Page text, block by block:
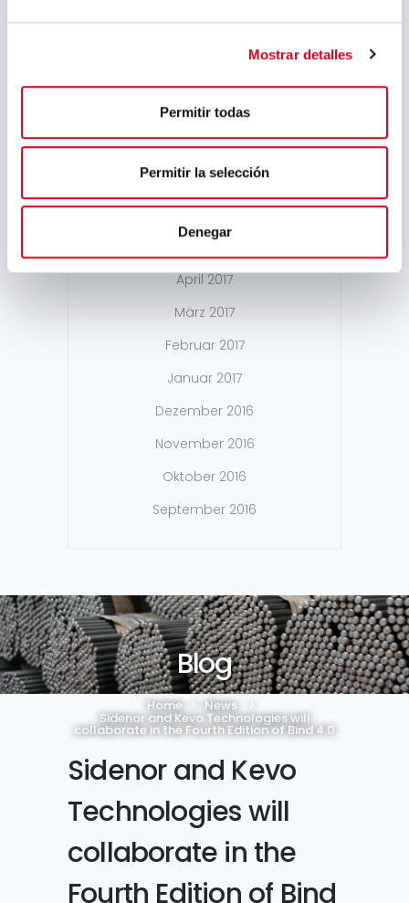
Mostrar detalles
Permitir todas
Permitir la selección
Denegar
November 2017
Oktober 2017
September 2017
August 2017
Juli 2017
Juni 2017
April 2017
März 2017
Februar 2017
Januar 2017
Dezember 2016
November 2016
Oktober 2016
September 2016
Blog
Home News >
Sidenor and Kevo Technologies will
collaborate in the Fourth Edition of Bind 4.0
Sidenor and Kevo
Technologies will
collaborate in the
Fourth Edition of Bind